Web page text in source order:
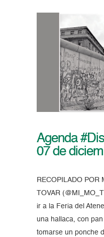
Agenda
07 de
RECOPILADO POR
TOVAR
ir a la Feria del
una hallaca, con
tomarse un ponche